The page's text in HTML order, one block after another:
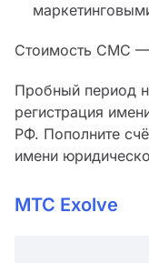
Стоимость СМС
Пробный период
регистрация
РФ. Пополните
имени
МТС Exolve